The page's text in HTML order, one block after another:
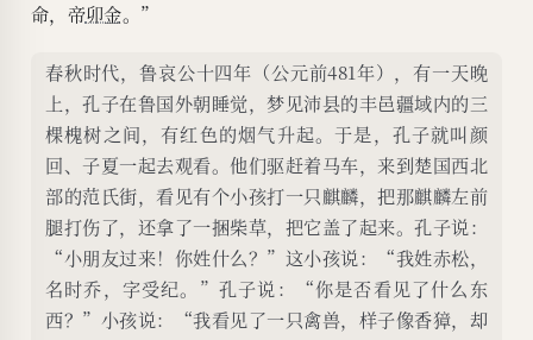
命，帝卯金。”
春秋时代，鲁哀公十四年（公元前481年），有一天晚
上，孔子在鲁国外朝睡觉，梦见沛县的丰邑疆域内的三
棵槐树之间，有红色的烟气升起。于是，孔子就叫颜
回、子夏一起去观看。他们驱赶着马车，来到楚国西北
部的范氏街，看见有个小孩打一只麒麟，把那麒麟左前
腿打伤了，还拿了一捆柴草，把它盖了起来。孔子说：
“小朋友过来！你姓什么？”这小孩说：“我姓赤松，
名时乔，字受纪。”孔子说：“你是否看见了什么东
西？”小孩说：“我看见了一只禽兽，样子像香獐，却